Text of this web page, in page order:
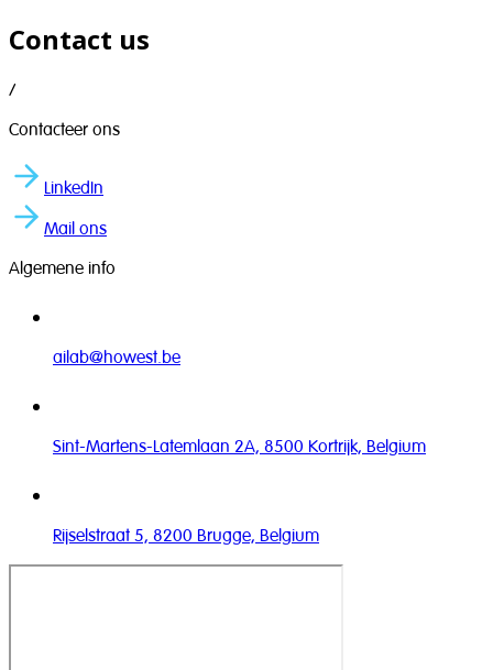
Contact us
/
Contacteer ons
LinkedIn
Mail ons
Algemene info
ailab@howest.be
Sint-Martens-Latemlaan 2A, 8500 Kortrijk, Belgium
Rijselstraat 5, 8200 Brugge, Belgium